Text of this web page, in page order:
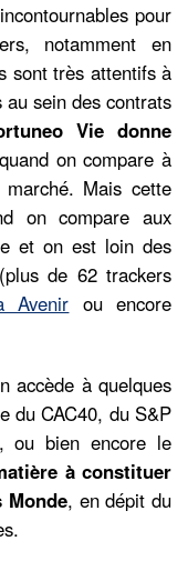
pour
notamment en
sont très attentifs à
au sein des contrats
Vie donne
on compare à
marché. Mais cette
on compare aux
et on est loin des
de 62 trackers
Avenir ou encore
accède à quelques
du CAC40, du S&P
ou bien encore le
à constituer
Monde, en dépit du